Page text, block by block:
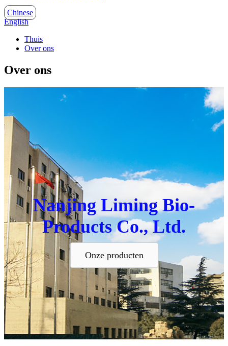
Chinese
English
Thuis
Over ons
Over ons
Nanjing Liming Bio-
Products Co., Ltd.
Onze producten